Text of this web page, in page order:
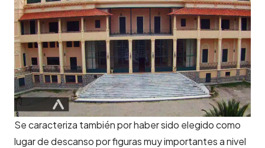
Se caracteriza también por haber sido elegido como
lugar de descanso por figuras muy importantes a nivel